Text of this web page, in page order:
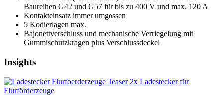
Baureihen G42 und G57 für bis zu 400 V und max. 120 A
Kontakteinsatz immer umgossen
5 Kodierlagen max.
Bajonettverschluss und mechanische Verriegelung mit
Gummischutzkragen plus Verschlussdeckel
Insights
Ladestecker für
Flurförderzeuge